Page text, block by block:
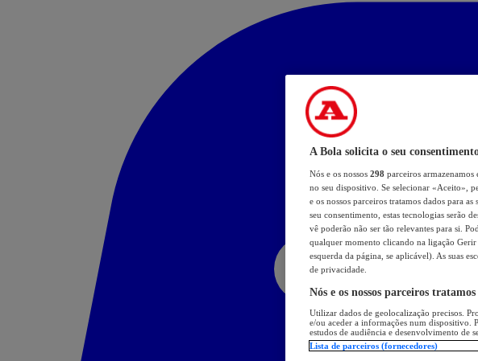
A Bola solicita o seu
Nós e os nossos 298 parceiros armazenamos
no seu dispositivo. Se selecionar «Aceito»,
e os nossos parceiros tratamos dados para
seu consentimento, estas tecnologias serão
vê poderão não ser tão relevantes para si.
qualquer momento clicando na ligação
esquerda da página, se aplicável). As suas
de privacidade.
Nós e os nossos parceiros
Utilizar dados de geolocalização precisos.
e/ou aceder a informações num dispositivo.
estudos de audiência e desenvolvimento de
Lista de parceiros (fornecedores)